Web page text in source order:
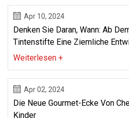
Apr 10, 2024
Denken Sie Daran, Wann: Ab
Tintenstifte Eine Ziemliche
Weiterlesen +
Apr 02, 2024
Die Neue Gourmet-Ecke Von
Kinder